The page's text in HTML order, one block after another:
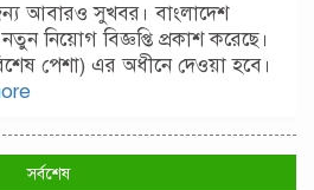
আবারও সুখবর। বাংলাদেশ
নিয়োগ বিজ্ঞপ্তি প্রকাশ করেছে।
পেশা) এর অধীনে দেওয়া হবে।
সর্বশেষ